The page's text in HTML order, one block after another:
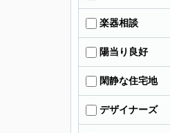
楽器相談
陽当り良好
閑静な住宅地
デザイナーズ